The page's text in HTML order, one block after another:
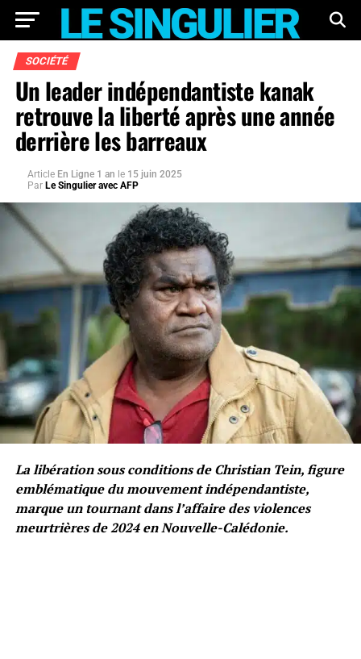
SOCIÉTÉ
Un leader indépendantiste kanak
retrouve la liberté après une année
derrière les barreaux
Article En Ligne 1 an le 15 juin 2025
Par Le Singulier avec AFP
La libération sous conditions de Christian Tein, figure
emblématique du mouvement indépendantiste,
marque un tournant dans l’affaire des violences
meurtrières de 2024 en Nouvelle-Calédonie.